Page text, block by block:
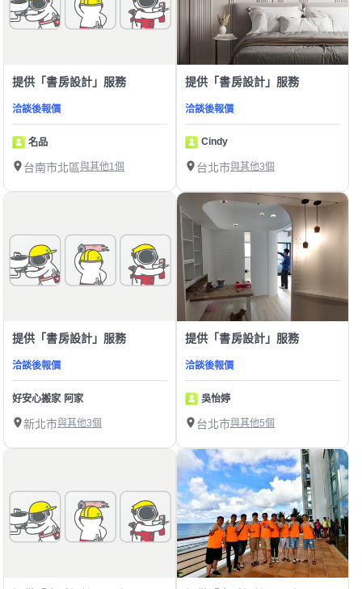
提供「書房設計」服務
洽談後報價
名品
台南市北區與其他1個
提供「書房設計」服務
洽談後報價
Cindy
台北市與其他3個
提供「書房設計」服務
洽談後報價
好安心搬家 阿家
新北市與其他3個
提供「書房設計」服務
洽談後報價
吳怡婷
台北市與其他5個